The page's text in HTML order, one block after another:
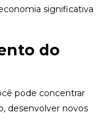
significativa
do
pode concentrar
desenvolver novos